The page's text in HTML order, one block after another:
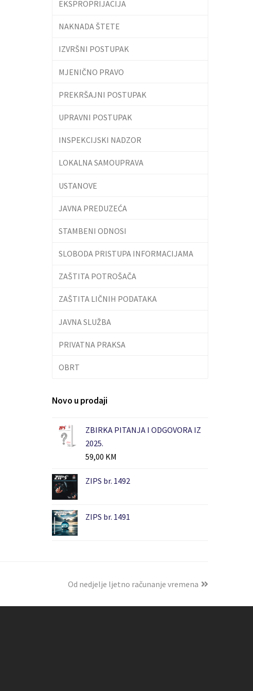
EKSPROPRIJACIJA
NAKNADA ŠTETE
IZVRŠNI POSTUPAK
MJENIČNO PRAVO
PREKRŠAJNI POSTUPAK
UPRAVNI POSTUPAK
INSPEKCIJSKI NADZOR
LOKALNA SAMOUPRAVA
USTANOVE
JAVNA PREDUZEĆA
STAMBENI ODNOSI
SLOBODA PRISTUPA INFORMACIJAMA
ZAŠTITA POTROŠAČA
ZAŠTITA LIČNIH PODATAKA
JAVNA SLUŽBA
PRIVATNA PRAKSA
OBRT
Novo u prodaji
ZBIRKA PITANJA I ODGOVORA IZ
2025.
59,00 KM
ZIPS br. 1492
ZIPS br. 1491
Od nedjelje ljetno računanje vremena